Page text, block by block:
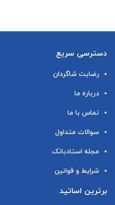
دسترسی سریع
رضایت شاگردان
درباره ما
تماس با ما
سوالات متداول
مجله استادبانک
شرایط و قوانین
برترین اساتید